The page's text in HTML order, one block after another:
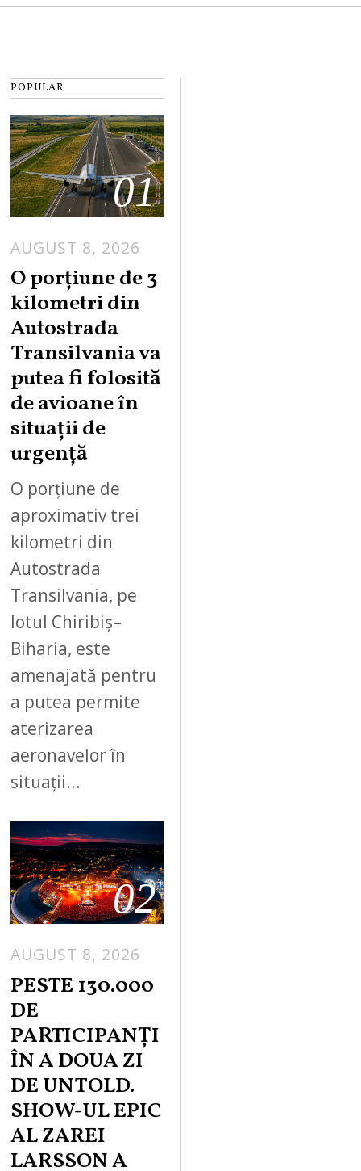
POPULAR
01
AUGUST 8, 2026
U
G
T
8
O porțiune de 3
kilometri din
Autostrada
Transilvania va
putea fi folosită
de avioane în
situații de
urgență
O porțiune de
aproximativ trei
kilometri din
Autostrada
Transilvania, pe
lotul Chiribiș–
Biharia, este
amenajată pentru
a putea permite
aterizarea
aeronavelor în
situații…
02
AUGUST 8, 2026
PESTE 130.000
DE
PARTICIPANȚI
ÎN A DOUA ZI
DE UNTOLD.
SHOW-UL EPIC
AL ZAREI
LARSSON A